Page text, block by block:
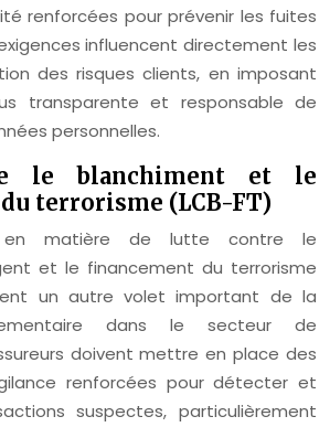
renforcées pour prévenir les fuites
influencent directement les
des risques clients, en imposant
transparente et responsable de
personnelles.
le blanchiment et le
terrorisme (LCB-FT)
en matière de lutte contre le
et le financement du terrorisme
un autre volet important de la
dans le secteur de
doivent mettre en place des
renforcées pour détecter et
suspectes, particulièrement